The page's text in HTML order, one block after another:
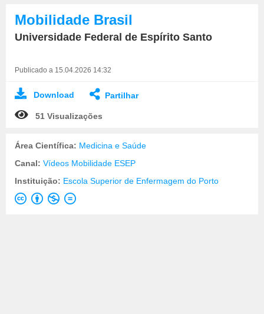
Mobilidade Brasil
Universidade Federal de Espírito Santo
Publicado a 15.04.2026 14:32
Download Partilhar
51 Visualizações
Área Científica: Medicina e Saúde
Canal: Vídeos Mobilidade ESEP
Instituição: Escola Superior de Enfermagem do Porto